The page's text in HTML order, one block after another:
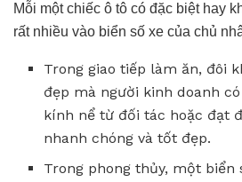
Mỗi một chiếc ô tô có đặc biệt hay
rất nhiều vào biển số xe của chủ
Trong giao tiếp làm ăn, đôi
đẹp mà người kinh doanh
kính nể từ đối tác hoặc đạt
nhanh chóng và tốt đẹp.
Trong phong thủy, một biển